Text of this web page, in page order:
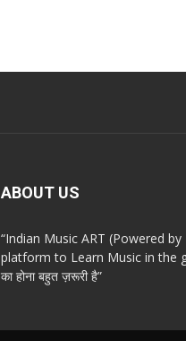
ABOUT US
“Indian Music ART (Powered by
platform to Learn Music in the
का होना बहुत ज़रूरी है”